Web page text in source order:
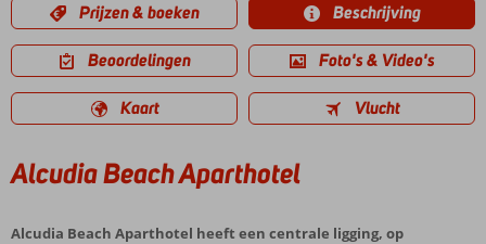
Prijzen & boeken Beschrijving
Beoordelingen Foto's & Video's
Kaart Vlucht
Alcudia Beach Aparthotel
Alcudia Beach Aparthotel heeft een centrale ligging, op